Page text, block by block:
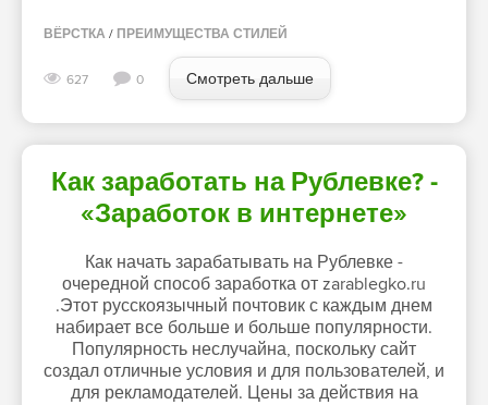
ВЁРСТКА / ПРЕИМУЩЕСТВА СТИЛЕЙ
627 0 Смотреть дальше
Как заработать на Рублевке? -
«Заработок в интернете»
Как начать зарабатывать на Рублевке -
очередной способ заработка от zarablegko.ru
.Этот русскоязычный почтовик с каждым днем
набирает все больше и больше популярности.
Популярность неслучайна, поскольку сайт
создал отличные условия и для пользователей, и
для рекламодателей. Цены за действия на